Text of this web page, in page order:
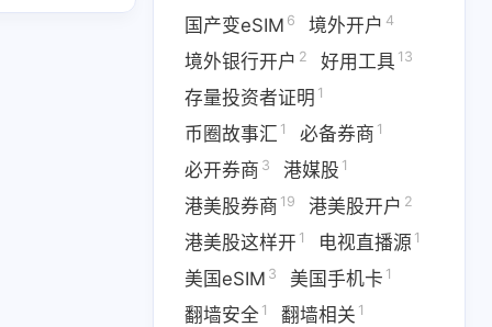
必开券商3
电视直播源1
资金回国 1
二月 2026
国产变eSIM 6 境外开户 4
境外银行开户 2 好用工具 13
存量投资者证明 1
币圈故事汇 1 必备券商 1
必开券商 3 港媒股 1
港美股券商 19 港美股开户 2
港美股这样开 1 电视直播源 1
美国eSIM 3 美国手机卡 1
翻墙安全 1 翻墙相关 1